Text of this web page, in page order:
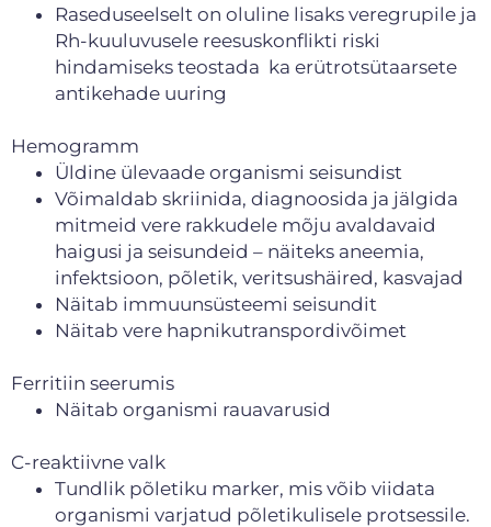
Raseduseelselt on oluline lisaks veregrupile ja
Rh-kuuluvusele reesuskonflikti riski
hindamiseks teostada ka erütrotsütaarsete
antikehade uuring
Hemogramm
Üldine ülevaade organismi seisundist
Võimaldab skriinida, diagnoosida ja jälgida
mitmeid vere rakkudele mõju avaldavaid
haigusi ja seisundeid – näiteks aneemia,
infektsioon, põletik, veritsushäired, kasvajad
Näitab immuunsüsteemi seisundit
Näitab vere hapnikutranspordivõimet
Ferritiin seerumis
Näitab organismi rauavarusid
C-reaktiivne valk
Tundlik põletiku marker, mis võib viidata
organismi varjatud põletikulisele protsessile.